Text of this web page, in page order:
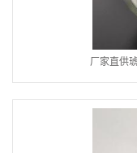
厂家直供